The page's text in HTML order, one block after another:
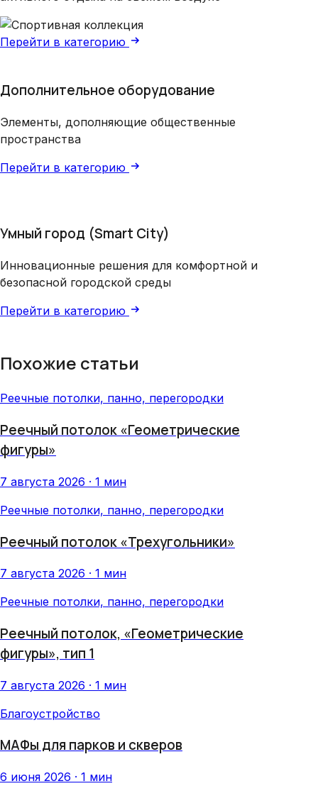
Перейти в категорию
Дополнительное оборудование
Элементы, дополняющие общественные
пространства
Перейти в категорию
Умный город (Smart City)
Инновационные решения для комфортной и
безопасной городской среды
Перейти в категорию
Похожие статьи
Реечные потолки, панно, перегородки
Реечный потолок «Геометрические
фигуры»
7 августа 2026 · 1 мин
Реечные потолки, панно, перегородки
Реечный потолок «Трехугольники»
7 августа 2026 · 1 мин
Реечные потолки, панно, перегородки
Реечный потолок, «Геометрические
фигуры», тип 1
7 августа 2026 · 1 мин
Благоустройство
МАФы для парков и скверов
6 июня 2026 · 1 мин